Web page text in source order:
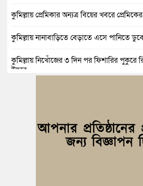
কুমিল্লায় প্রেমিকার অন্যত্র বিয়ের খবরে
কুমিল্লায় নানাবাড়িতে বেড়াতে এসে পানিতে
কুমিল্লায় নিখোঁজের ৩ দিন পর ফিশারির পুকুরে
উদ্ধার
বুড়িচংয়ে জুলাই ও গণঅভ্যুত্থান দিবস উপলক্ষে
ও আলোচনা সভা